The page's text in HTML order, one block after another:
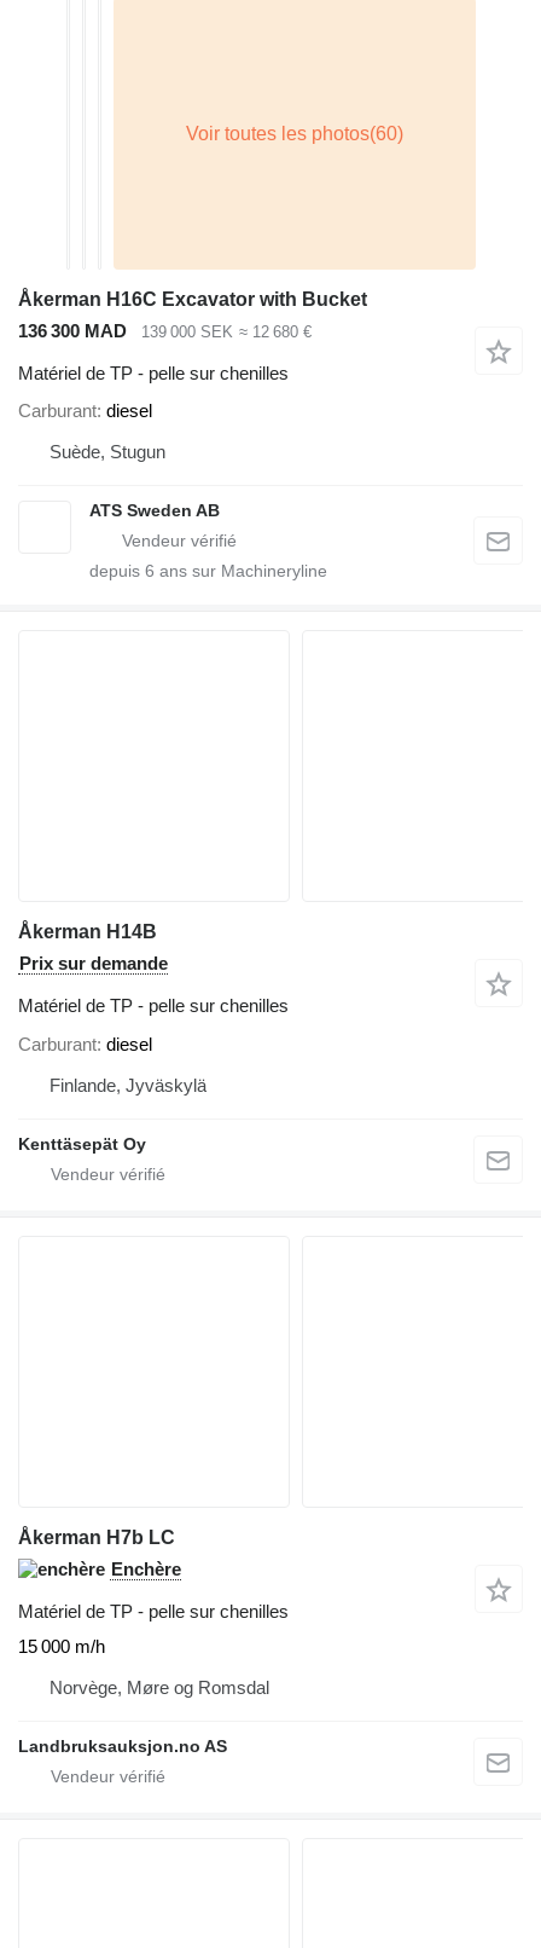
Åkerman H16C Excavator with Bucket
136 300 MAD
139 000 SEK ≈ 12 680 €
Matériel de TP - pelle sur chenilles
Carburant diesel
Suède, Stugun
ATS Sweden AB
depuis 6 ans sur Machineryline
Åkerman H14B
Prix sur demande
Matériel de TP - pelle sur chenilles
Carburant diesel
Finlande, Jyväskylä
Kenttäsepät Oy
Åkerman H7b LC
Enchère
Matériel de TP - pelle sur chenilles
15 000 m/h
Norvège, Møre og Romsdal
Landbruksauksjon.no AS